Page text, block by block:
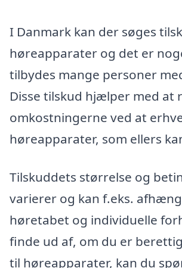
I Danmark kan der søges
høreapparater og det er
tilbydes mange personer
Disse tilskud hjælper med at
omkostningerne ved at
høreapparater, som ellers
Tilskuddets størrelse og
varierer og kan f.eks.
høretabet og individuelle
finde ud af, om du er
til høreapparater, kan du